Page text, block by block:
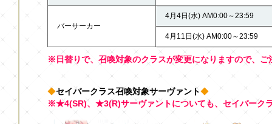
バーサーカー
4月4日(水) AM0:00～23:59
4月11日(水) AM0:00～23:59
※日替りで、召喚対象のクラスが変更になりますので、ご
◆セイバークラス召喚対象サーヴァント◆
※★4(SR)、★3(R)サーヴァントについても、セイバーク